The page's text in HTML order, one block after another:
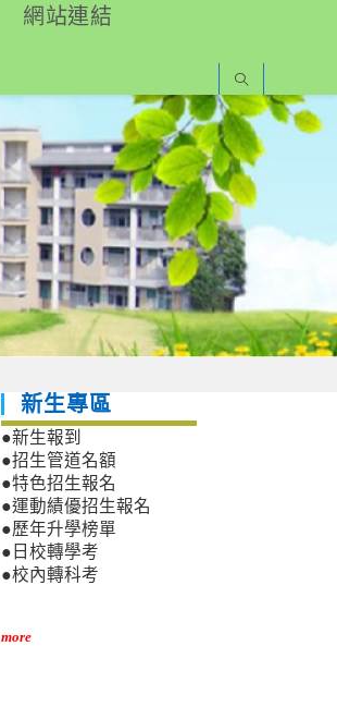
網站連結
新生專區
●新生報到
●招生管道名額
●特色招生報名
●運動績優招生報名
●歷年升學榜單
●日校轉學考
●校內轉科考
more